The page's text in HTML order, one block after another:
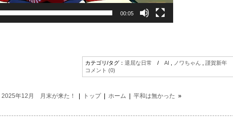
00:05
カテゴリ/タグ： 退屈な日常 / AI ノワちゃん
謹賀新年
コメント (0)
2025年12月 月末が来た！ トップ| ホーム 平和は無かった »